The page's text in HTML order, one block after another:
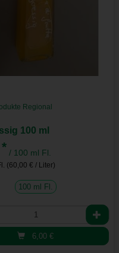
Regional
100 ml
/ 100 ml Fl.
(60,00 € / Liter)
100 ml Fl.
6,00€